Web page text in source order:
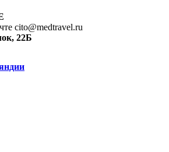
cito@medtravel.ru
22Б